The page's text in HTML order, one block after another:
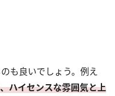
も良いでしょう。例え
ハイセンスな雰囲気と上